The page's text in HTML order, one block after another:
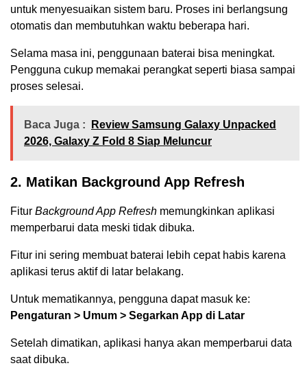
untuk menyesuaikan sistem baru. Proses ini berlangsung
otomatis dan membutuhkan waktu beberapa hari.
Selama masa ini, penggunaan baterai bisa meningkat.
Pengguna cukup memakai perangkat seperti biasa sampai
proses selesai.
Baca Juga :
Review Samsung Galaxy Unpacked
2026, Galaxy Z Fold 8 Siap Meluncur
2. Matikan Background App Refresh
Fitur Background App Refresh memungkinkan aplikasi
memperbarui data meski tidak dibuka.
Fitur ini sering membuat baterai lebih cepat habis karena
aplikasi terus aktif di latar belakang.
Untuk mematikannya, pengguna dapat masuk ke:
Pengaturan > Umum > Segarkan App di Latar
Setelah dimatikan, aplikasi hanya akan memperbarui data
saat dibuka.